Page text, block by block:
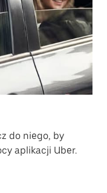
do niego, by
aplikacji Uber.